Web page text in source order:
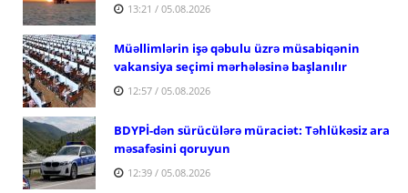
13:21 / 05.08.2026
Müəllimlərin işə qəbulu üzrə müsabiqənin
vakansiya seçimi mərhələsinə başlanılır
12:57 / 05.08.2026
BDYPİ-dən sürücülərə müraciət: Təhlükəsiz ara
məsafəsini qoruyun
12:39 / 05.08.2026